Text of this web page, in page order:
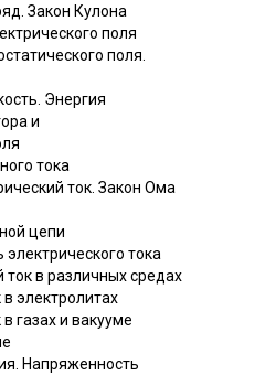
Закон Кулона
поля
поля.
Энергия
и
тока
ток. Закон Ома
цепи
тока
ток в различных средах
электролитах
газах и вакууме
Напряженность